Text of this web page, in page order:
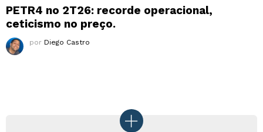
PETR4 no 2T26: recorde operacional,
ceticismo no preço.
por Diego Castro